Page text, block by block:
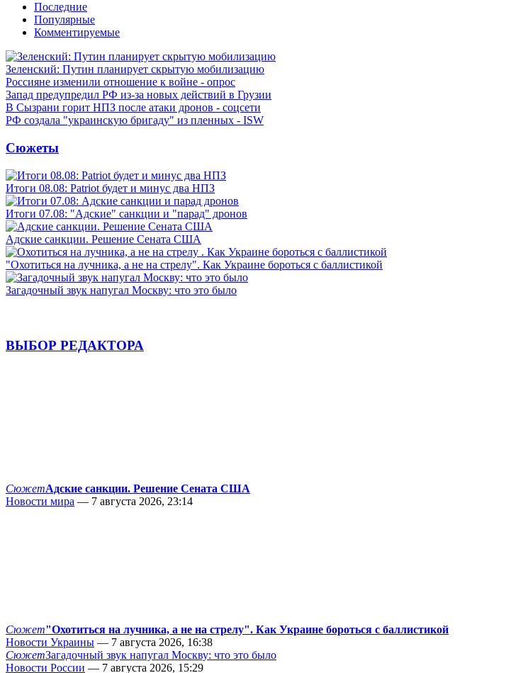
Последние
Популярные
Комментируемые
Зеленский: Путин планирует скрытую мобилизацию
Россияне изменили отношение к войне - опрос
Запад предупредил РФ из-за новых действий в Грузии
В Сызрани горит НПЗ после атаки дронов - соцсети
РФ создала "украинскую бригаду" из пленных - ISW
Сюжеты
Итоги 08.08: Patriot будет и минус два НПЗ
Итоги 07.08: "Адские" санкции и "парад" дронов
Адские санкции. Решение Сената США
"Охотиться на лучника, а не на стрелу". Как Украине бороться с баллистикой
Загадочный звук напугал Москву: что это было
ВЫБОР РЕДАКТОРА
СюжетАдские санкции. Решение Сената США
Новости мира — 7 августа 2026, 23:14
Сюжет"Охотиться на лучника, а не на стрелу". Как Украине бороться с баллистикой
Новости Украины — 7 августа 2026, 16:38
СюжетЗагадочный звук напугал Москву: что это было
Новости России — 7 августа 2026, 15:29